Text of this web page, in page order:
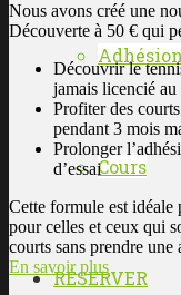
Adhésion
Cours
RÉSERVER
Nous avons créé une
Découverte à 50 € qui
Découvrir le
jamais licencié
Profiter des
pendant 3 mois
Prolonger
d’essai
Cette formule est idéale
pour celles et ceux qui
courts sans prendre une
En savoir plus